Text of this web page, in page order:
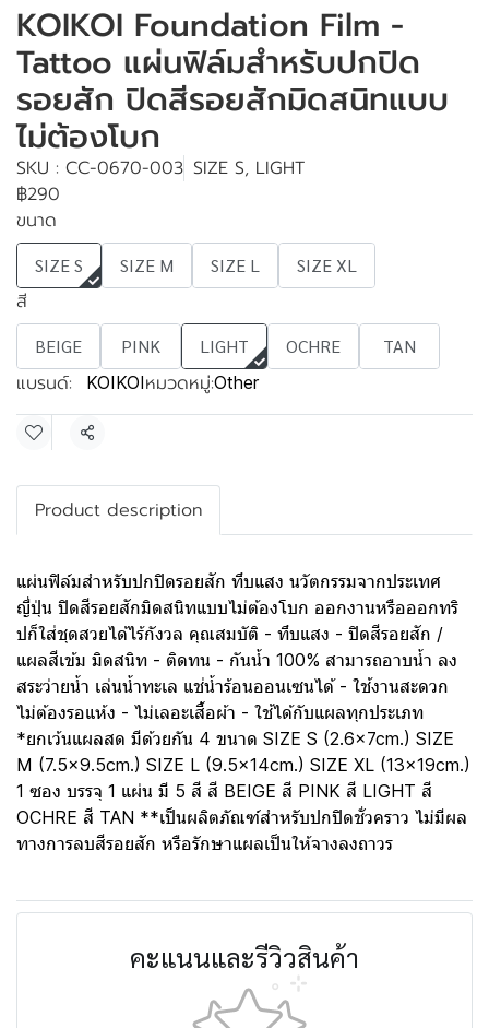
KOIKOI Foundation Film -
Tattoo แผ่นฟิล์มสำหรับปกปิด
รอยสัก ปิดสีรอยสักมิดสนิทแบบ
ไม่ต้องโบก
SKU : CC-0670-003 SIZE S, LIGHT
฿290
ขนาด
SIZE S SIZE M SIZE L SIZE XL
สี
BEIGE PINK LIGHT OCHRE TAN
แบรนด์: KOIKOIหมวดหมู่:Other
แชร์
Product description
แผ่นฟิล์มสำหรับปกปิดรอยสัก ทึบแสง นวัตกรรมจากประเทศ
ญี่ปุ่น ปิดสีรอยสักมิดสนิทแบบไม่ต้องโบก ออกงานหรือออกทริ
ปก็ใส่ชุดสวยได้ไร้กังวล คุณสมบัติ - ทึบแสง - ปิดสีรอยสัก /
แผลสีเข้ม มิดสนิท - ติดทน - กันน้ำ 100% สามารถอาบน้ำ ลง
สระว่ายน้ำ เล่นน้ำทะเล แช่น้ำร้อนออนเซนได้ - ใช้งานสะดวก
ไม่ต้องรอแห้ง - ไม่เลอะเสื้อผ้า - ใช้ได้กับแผลทุกประเภท
*ยกเว้นแผลสด มีด้วยกัน 4 ขนาด SIZE S (2.6x7cm.) SIZE
M (7.5x9.5cm.) SIZE L (9.5x14cm.) SIZE XL (13x19cm.)
1 ซอง บรรจุ 1 แผ่น มี 5 สี สี BEIGE สี PINK สี LIGHT สี
OCHRE สี TAN **เป็นผลิตภัณฑ์สำหรับปกปิดชั่วคราว ไม่มีผล
ทางการลบสีรอยสัก หรือรักษาแผลเป็นให้จางลงถาวร
คะแนนและรีวิวสินค้า